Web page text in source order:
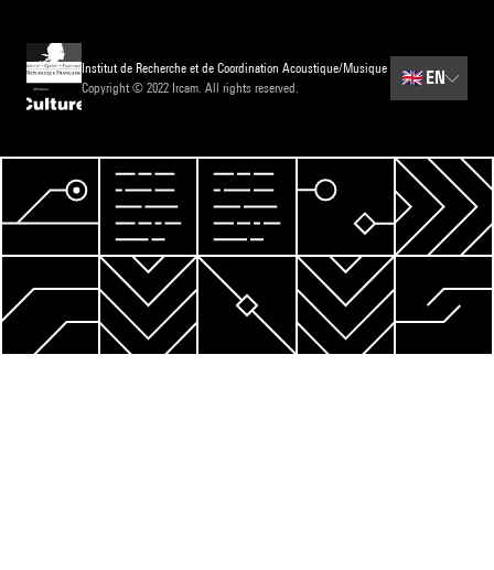
Institut de Recherche et de Coordination Acoustique/Musique
Copyright © 2022 Ircam. All rights reserved.
🇬🇧 EN